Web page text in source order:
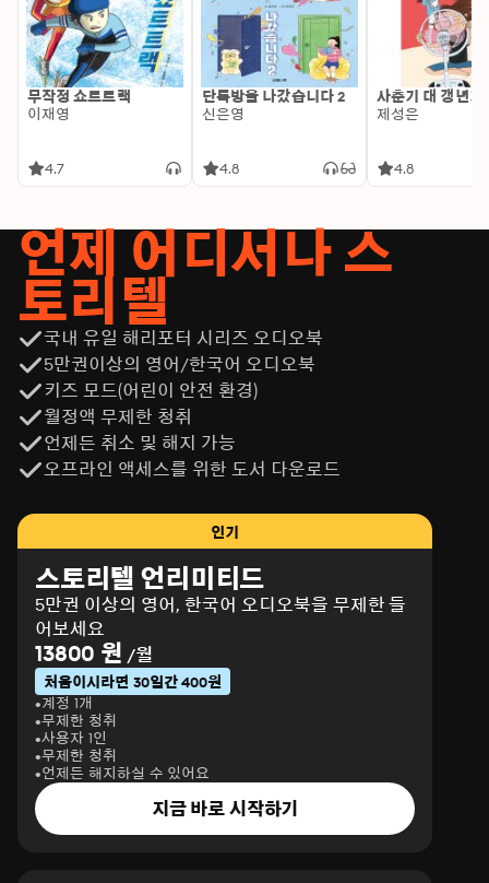
무작정 쇼트트랙
이재영
4.7
단톡방을 나갔습니다 2
신은영
4.8
사춘기 대 갱년기
제성은
4.8
언제 어디서나 스
토리텔
국내 유일 해리포터 시리즈 오디오북
5만권이상의 영어/한국어 오디오북
키즈 모드(어린이 안전 환경)
월정액 무제한 청취
언제든 취소 및 해지 가능
오프라인 액세스를 위한 도서 다운로드
인기
스토리텔 언리미티드
5만권 이상의 영어, 한국어 오디오북을 무제한 들
어보세요
13800 원 /월
처음이시라면 30일간 400원
계정 1개
무제한 청취
사용자 1인
무제한 청취
언제든 해지하실 수 있어요
지금 바로 시작하기